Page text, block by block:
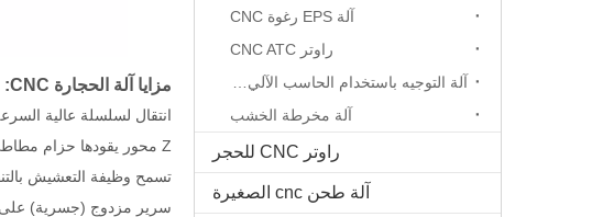
مزايا آلة الحجارة CNC:
انتقال لسلسلة عالية
Z محور يقودها حزام مطاطي من الأسلاك المقوى للسوائل (يضمن جودة لا مثيل لها لوحات استنزاف مائلة / راحة)
تسمح وظيفة التعشيش
سرير مزدوج (جسرية)
آلة EPS رغوة CNC
راوتر CNC ATC
آلة مخرطة الخشب
راوتر CNC للحجر
آلة طحن cnc الصغيرة